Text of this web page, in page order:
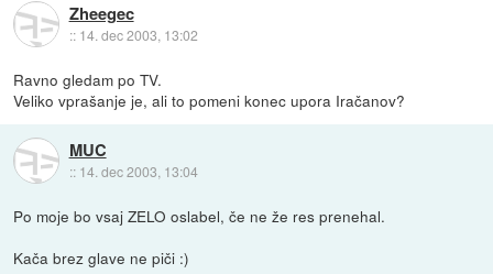
Zheegec
:: 14. dec 2003, 13:02
Ravno gledam po TV.
Veliko vprašanje je, ali to pomeni konec upora Iračanov?
MUC
:: 14. dec 2003, 13:04
Po moje bo vsaj ZELO oslabel, če ne že res prenehal.
Kača brez glave ne piči :)